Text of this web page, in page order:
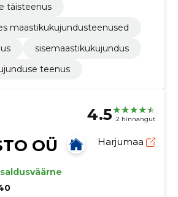
täisteenus
maastikukujundusteenused
sisemaastikukujundus
teenus
4.5 2 hinnangut
OÜ Harjumaa